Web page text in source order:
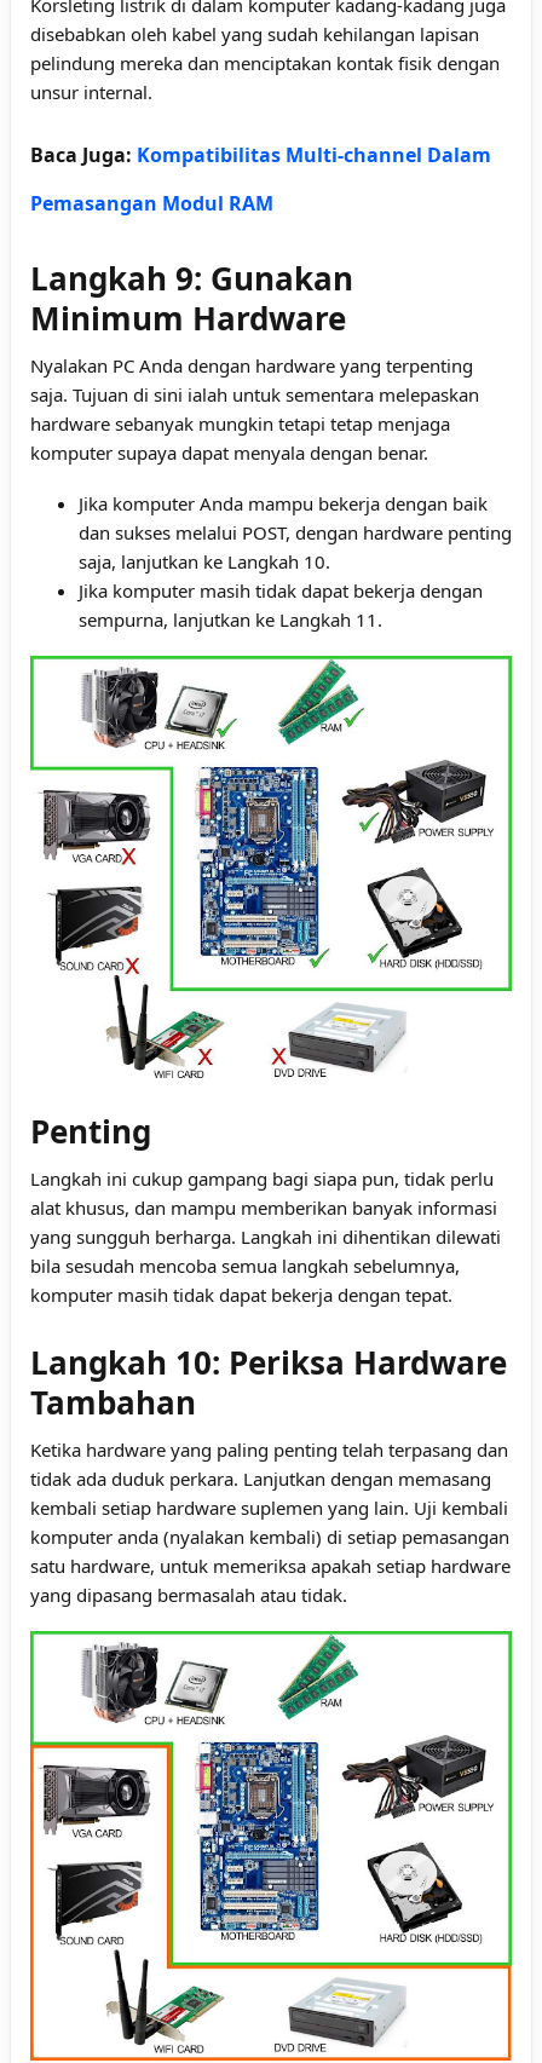
Korsleting listrik di dalam komputer kadang-kadang juga
disebabkan oleh kabel yang sudah kehilangan lapisan
pelindung mereka dan menciptakan kontak fisik dengan
unsur internal.
Baca Juga: Kompatibilitas Multi-channel Dalam
Pemasangan Modul RAM
Langkah 9: Gunakan
Minimum Hardware
Nyalakan PC Anda dengan hardware yang terpenting
saja. Tujuan di sini ialah untuk sementara melepaskan
hardware sebanyak mungkin tetapi tetap menjaga
komputer supaya dapat menyala dengan benar.
Jika komputer Anda mampu bekerja dengan baik
dan sukses melalui POST, dengan hardware penting
saja, lanjutkan ke Langkah 10.
Jika komputer masih tidak dapat bekerja dengan
sempurna, lanjutkan ke Langkah 11.
Penting
Langkah ini cukup gampang bagi siapa pun, tidak perlu
alat khusus, dan mampu memberikan banyak informasi
yang sungguh berharga. Langkah ini dihentikan dilewati
bila sesudah mencoba semua langkah sebelumnya,
komputer masih tidak dapat bekerja dengan tepat.
Langkah 10: Periksa Hardware
Tambahan
Ketika hardware yang paling penting telah terpasang dan
tidak ada duduk perkara. Lanjutkan dengan memasang
kembali setiap hardware suplemen yang lain. Uji kembali
komputer anda (nyalakan kembali) di setiap pemasangan
satu hardware, untuk memeriksa apakah setiap hardware
yang dipasang bermasalah atau tidak.